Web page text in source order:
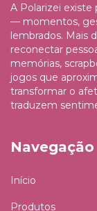
A Polarizei
— momentos,
lembrados. Mais
reconectar
memórias,
jogos que
transformar o
traduzem
Navegação
Início
Produtos